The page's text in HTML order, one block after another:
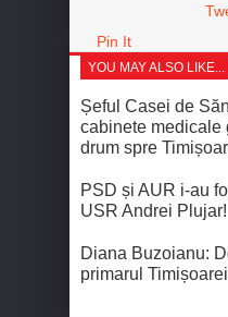
Pin It
YOU MAY ALSO LIKE...
Șeful Casei de
cabinete medicale
drum spre
PSD și AUR i-au
USR Andrei Plujar!
Diana Buzoianu:
primarul